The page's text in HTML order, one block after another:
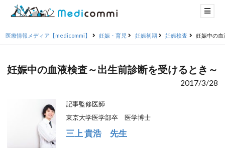
医療情報メディア【medicommi】 妊娠・育児 妊娠初期 妊娠検査 妊娠中の血
妊娠中の血液検査～出生前診断を受けるとき～
2017/3/28
記事監修医師
東京大学医学部卒 医学博士
三上 貴浩 先生